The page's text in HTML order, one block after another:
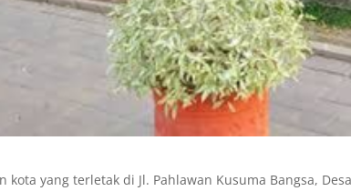
yang terletak di Jl. Pahlawan Kusuma Bangsa,